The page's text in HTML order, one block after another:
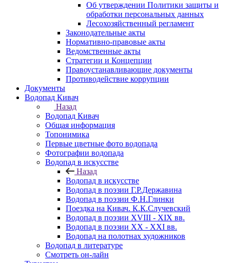
Об утверждении Политики защиты и
обработки персональных данных
Лесохозяйственный регламент
Законодательные акты
Нормативно-правовые акты
Ведомственные акты
Стратегии и Концепции
Правоустанавливающие документы
Противодействие коррупции
Документы
Водопад Кивач
Назад
Водопад Кивач
Общая информация
Топонимика
Первые цветные фото водопада
Фотографии водопада
Водопад в искусстве
Назад
Водопад в искусстве
Водопад в поэзии Г.Р.Державина
Водопад в поэзии Ф.Н.Глинки
Поездка на Кивач. К.К.Случевский
Водопад в поэзии XVIII - XIX вв.
Водопад в поэзии XX - XXI вв.
Водопад на полотнах художников
Водопад в литературе
Смотреть он-лайн